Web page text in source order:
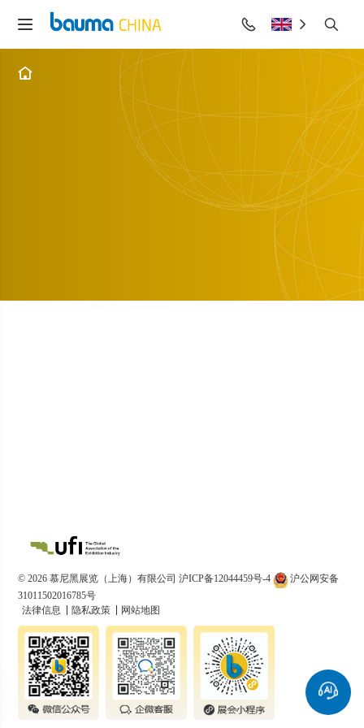
© 2026 慕尼黑展览（上海）有限公司沪ICP备12044459号-4
沪公网安备
31011502016785号
法律信息
隐私政策 网站地图